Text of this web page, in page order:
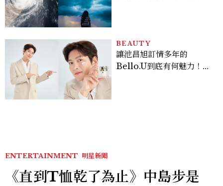
BEAUTY
讓池昌旭訂情多年的
Bello.U到底有何魅力！揭
ENTERTAINMENT 明星新聞
《直到T恤乾了為止》中島步是